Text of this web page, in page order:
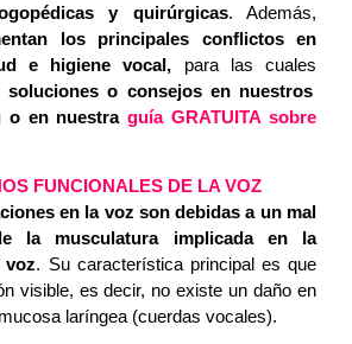
y quirúrgicas. Además,
los principales conflictos en
e higiene vocal, para las cuales
soluciones o consejos en nuestros
o en nuestraguía GRATUITA sobre
FUNCIONALES DE LA VOZ
en la voz son debidas a un mal
la musculatura implicada en la
voz. Su característica principal es que
visible, es decir, no existe un daño en
laríngea (cuerdas vocales).